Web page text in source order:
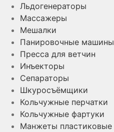
Льдогенераторы
Массажеры
Мешалки
Панировочные машины
Пресса для ветчин
Инъекторы
Сепараторы
Шкуросъёмщики
Кольчужные перчатки
Кольчужные фартуки
Манжеты пластиковые